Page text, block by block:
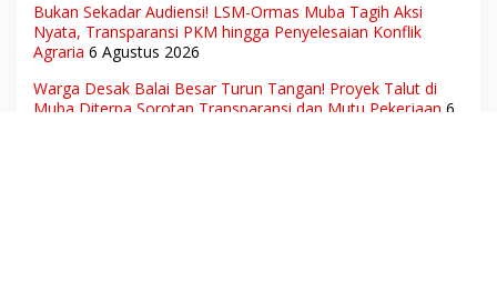
Bukan Sekadar Audiensi! LSM-Ormas Muba Tagih Aksi
Nyata, Transparansi PKM hingga Penyelesaian Konflik
Agraria 6 Agustus 2026
Warga Desak Balai Besar Turun Tangan! Proyek Talut di
Muba Diterpa Sorotan Transparansi dan Mutu Pekerjaan 6